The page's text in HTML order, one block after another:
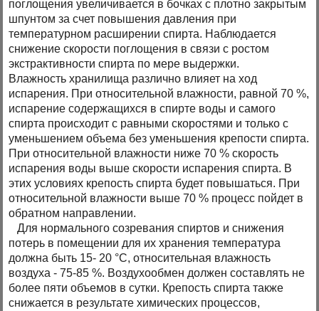
поглощения увеличивается в бочках с плотно закрытым
шпунтом за счет повышения давления при
температурном расширении спирта. Наблюдается
снижение скорости поглощения в связи с ростом
экстрактивности спирта по мере выдержки.
Влажность хранилища различно влияет на ход
испарения. При относительной влажности, равной 70 %,
испарение содержащихся в спирте воды и самого
спирта происходит с равными скоростями и только с
уменьшением объема без уменьшения крепости спирта.
При относительной влажности ниже 70 % скорость
испарения воды выше скорости испарения спирта. В
этих условиях крепость спирта будет повышаться. При
относительной влажности выше 70 % процесс пойдет в
обратном направлении.
Для нормального созревания спиртов и снижения
потерь в помещении для их хранения температура
должна быть 15- 20 °С, относительная влажность
воздуха - 75-85 %. Воздухообмен должен составлять не
более пяти объемов в сутки. Крепость спирта также
снижается в результате химических процессов,